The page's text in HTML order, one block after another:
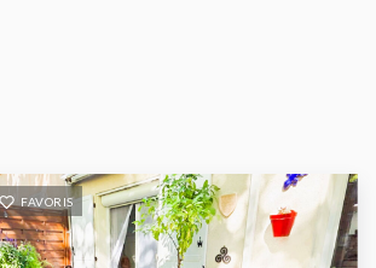
FAVORIS